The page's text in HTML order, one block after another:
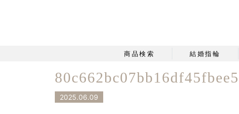
商品検索 結婚指輪
2025.06.09